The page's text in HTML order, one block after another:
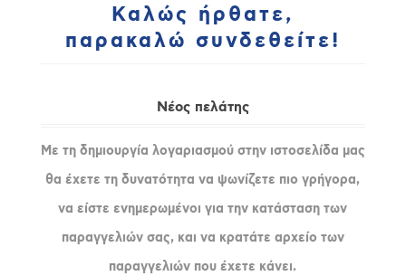
Καλώς ήρθατε,
παρακαλώ συνδεθείτε!
Νέος πελάτης
Με τη δημιουργία λογαριασμού στην ιστοσελίδα μας
θα έχετε τη δυνατότητα να ψωνίζετε πιο γρήγορα,
να είστε ενημερωμένοι για την κατάσταση των
παραγγελιών σας, και να κρατάτε αρχείο των
παραγγελιών που έχετε κάνει.